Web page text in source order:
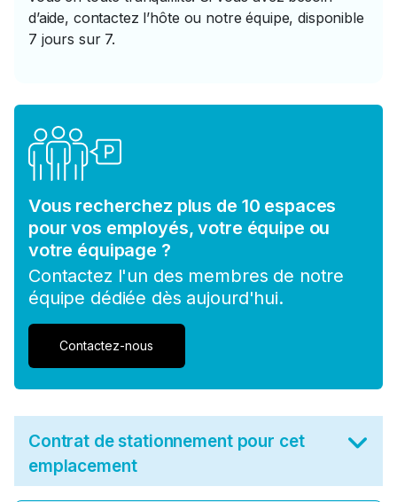
d’aide, contactez l’hôte ou notre équipe, disponible
7 jours sur 7.
Vous recherchez plus de 10 espaces
pour vos employés, votre équipe ou
votre équipage ?
Contactez l'un des membres de notre
équipe dédiée dès aujourd'hui.
Contactez-nous
Contrat de stationnement pour cet
emplacement